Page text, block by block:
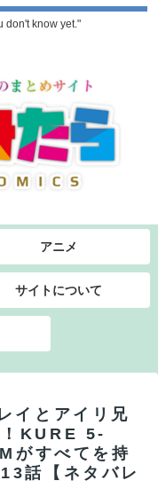
don't know yet."
アニメ
サイトについて
イとアイリ兄
！KURE 5-
がすべてを持
話【ネタバレ